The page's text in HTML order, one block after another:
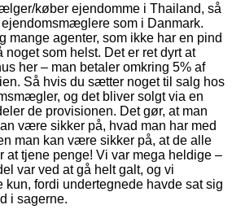
køber ejendomme i Thailand, så
som i Danmark.
mange agenter, som ikke har en pind
noget som helst. Det er ret dyrt at
her – man betaler omkring 5% af
Så hvis du sætter noget til salg hos
og det bliver solgt via en
de provisionen. Det gør, at man
være sikker på, hvad man har med
man kan være sikker på, at de alle
at tjene penge! Vi var mega heldige –
var ved at gå helt galt, og vi
kun, fordi undertegnede havde sat sig
i sagerne.